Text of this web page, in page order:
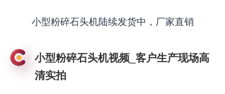
小型粉碎石头机陆续发货中，厂家直销
小型粉碎石头机视频_客户生产现场高
清实拍